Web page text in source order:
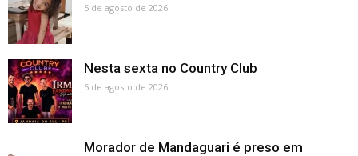
5 de agosto de 2026
Nesta sexta no Country Club
5 de agosto de 2026
Morador de Mandaguari é preso em